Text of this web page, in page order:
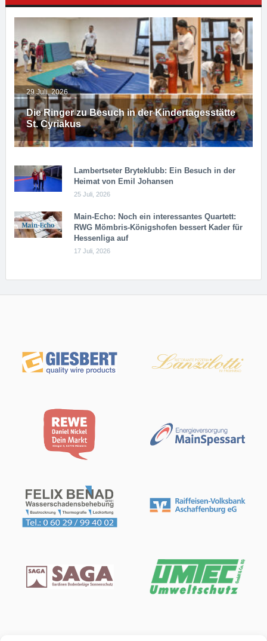
Die Ringer zu Besuch in der Kindertagesstätte
St. Cyriakus
29 Juli, 2026
Lambertseter Bryteklubb: Ein Besuch in der
Heimat von Emil Johansen
25 Juli, 2026
Main-Echo: Noch ein in­ter­es­san­tes Quar­tett:
RWG Möm­b­ris-Kö­n­igs­ho­fen bessert Kader für
Hessenliga auf
17 Juli, 2026